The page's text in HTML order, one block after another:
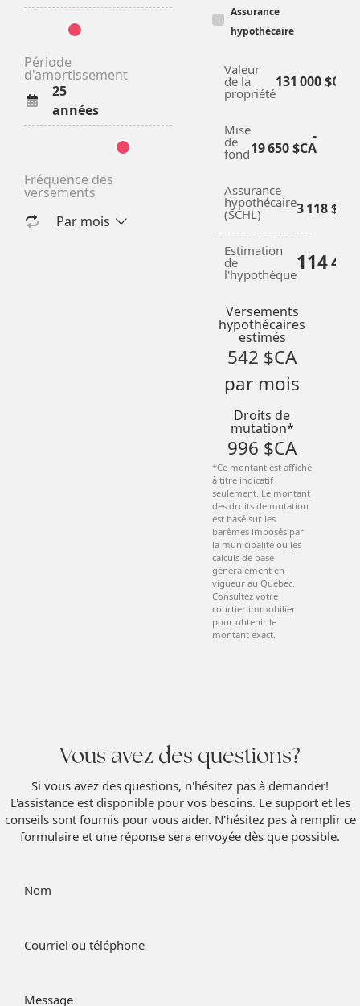
Période
d'amortissement
25
années
Fréquence des
versements
Par mois
Assurance
hypothécaire
Valeur
de la
propriété
131 000 $CA
Mise
de
fond
-
19 650 $CA
Assurance
hypothécaire
(SCHL) 3 118 $CA
Estimation
de
l'hypothèque114
Versements
hypothécaires
estimés
542 $CA
par mois
Droits de
mutation*
996 $CA
*Ce montant est affiché
à titre indicatif
seulement. Le montant
des droits de mutation
est basé sur les
barèmes imposés par
la municipalité ou les
calculs de base
généralement en
vigueur au Québec.
Consultez votre
courtier immobilier
pour obtenir le
montant exact.
Vous avez des questions?
Si vous avez des questions, n'hésitez pas à demander!
L'assistance est disponible pour vos besoins. Le support et les
conseils sont fournis pour vous aider. N'hésitez pas à remplir ce
formulaire et une réponse sera envoyée dès que possible.
Nom
Courriel ou téléphone
Message